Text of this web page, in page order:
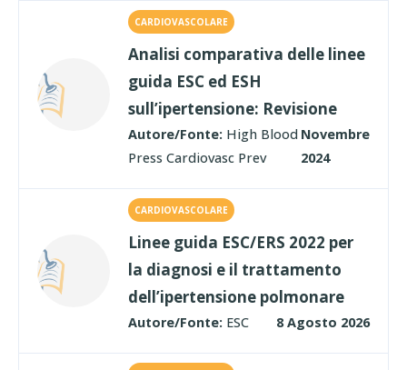
CARDIOVASCOLARE
Analisi comparativa delle linee
guida ESC ed ESH
sull’ipertensione: Revisione
Autore/Fonte: High Blood
Press Cardiovasc Prev
Novembre
2024
CARDIOVASCOLARE
Linee guida ESC/ERS 2022 per
la diagnosi e il trattamento
dell’ipertensione polmonare
Autore/Fonte: ESC 8 Agosto 2026